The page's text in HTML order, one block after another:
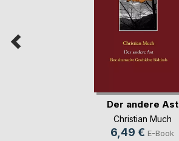
Der andere Ast
Christian Much
6,49 € E-Book